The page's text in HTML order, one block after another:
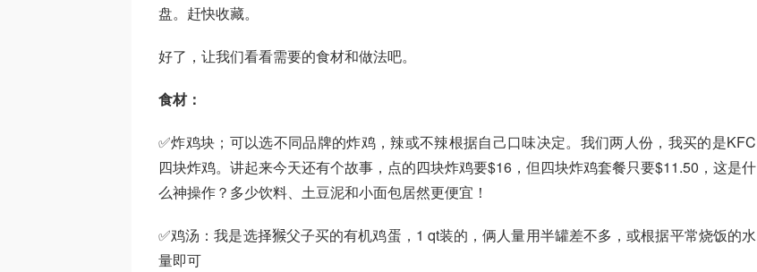
盘。赶快收藏。
好了，让我们看看需要的食材和做法吧。
食材：
✅炸鸡块；可以选不同品牌的炸鸡，辣或不辣根据自己口味决定。我们两人份，我买的是KFC
四块炸鸡。讲起来今天还有个故事，点的四块炸鸡要$16，但四块炸鸡套餐只要$11.50，这是什
么神操作？多少饮料、土豆泥和小面包居然更便宜！
✅鸡汤：我是选择𤠣父子买的有机鸡蛋，1 qt装的，俩人量用半罐差不多，或根据平常烧饭的水
量即可